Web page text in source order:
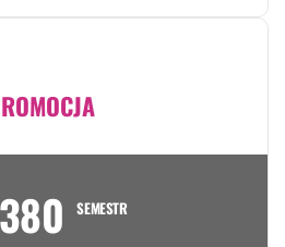
SEMESTR